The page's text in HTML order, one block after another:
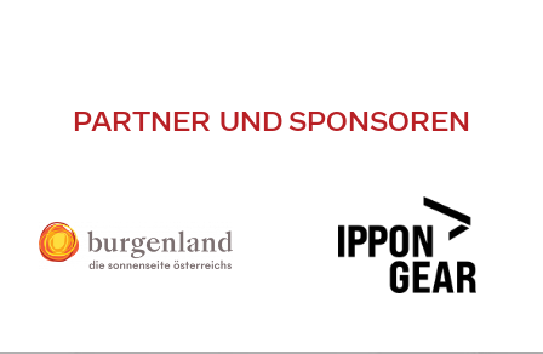
PARTNER UND SPONSOREN